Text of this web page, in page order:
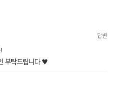
답변
부탁드립니다 ♥